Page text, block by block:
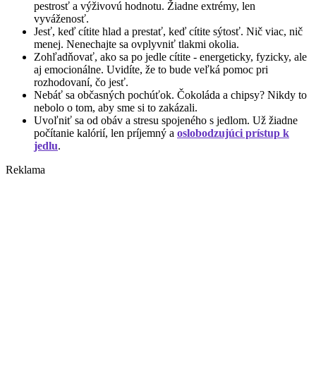
pestrosť a výživovú hodnotu. Žiadne extrémy, len
vyváženosť.
Jesť, keď cítite hlad a prestať, keď cítite sýtosť. Nič viac, nič
menej. Nenechajte sa ovplyvniť tlakmi okolia.
Zohľadňovať, ako sa po jedle cítite - energeticky, fyzicky, ale
aj emocionálne. Uvidíte, že to bude veľká pomoc pri
rozhodovaní, čo jesť.
Nebáť sa občasných pochúťok. Čokoláda a chipsy? Nikdy to
nebolo o tom, aby sme si to zakázali.
Uvoľniť sa od obáv a stresu spojeného s jedlom. Už žiadne
počítanie kalórií, len príjemný a oslobodzujúci prístup k
jedlu.
Reklama